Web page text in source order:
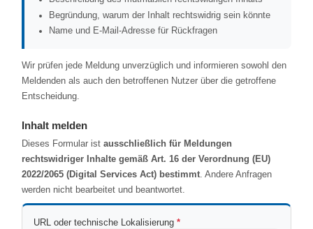
Begründung, warum der Inhalt rechtswidrig sein könnte
Name und E‑Mail‑Adresse für Rückfragen
Wir prüfen jede Meldung unverzüglich und informieren sowohl den
Meldenden als auch den betroffenen Nutzer über die getroffene
Entscheidung.
Inhalt melden
Dieses Formular ist ausschließlich für Meldungen
rechtswidriger Inhalte gemäß Art. 16 der Verordnung (EU)
2022/2065 (Digital Services Act) bestimmt. Andere Anfragen
werden nicht bearbeitet und beantwortet.
URL oder technische Lokalisierung *(Pflichtfeld)